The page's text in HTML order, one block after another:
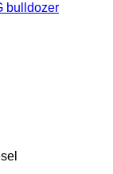
bulldozer